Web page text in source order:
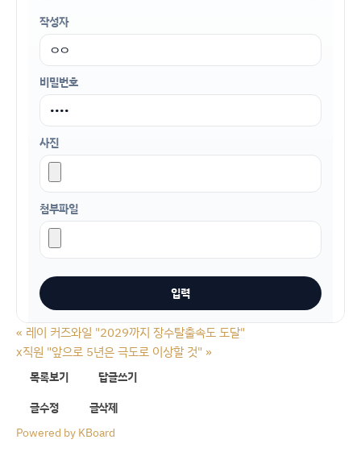
작성자
비밀번호
사진
첨부파일
« 레이 커즈와일 "2029까지 장수탈출속도 도달"
x직원 "앞으로 5년은 극도로 이상할 것" »
목록보기
답글쓰기
글수정
글삭제
Powered by KBoard